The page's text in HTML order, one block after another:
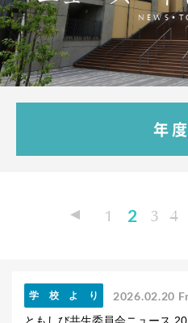
卒業生からのメッセージ
AOYAMA STYLE
特色ある教育
国際交流
SGH活動報告
スクールカレンダー
年
1 2 3 4
学校より 2026.02.20